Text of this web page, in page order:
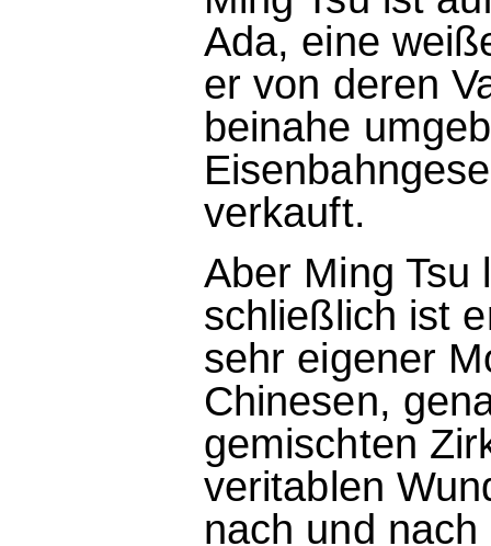
Ada, eine
er von deren
beinahe
verkauft.
Aber Ming Tsu
schließlich ist
sehr eigener
Chinesen,
gemischten
veritablen
nach und